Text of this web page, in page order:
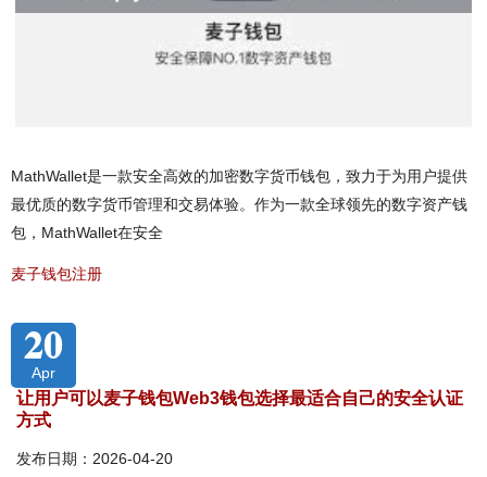
MathWallet是一款安全高效的加密数字货币钱包，致力于为用户提供
最优质的数字货币管理和交易体验。作为一款全球领先的数字资产钱
包，MathWallet在安全
麦子钱包注册
20
Apr
让用户可以麦子钱包Web3钱包选择最适合自己的安全认证
方式
发布日期：2026-04-20